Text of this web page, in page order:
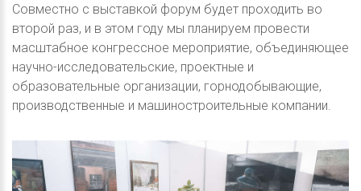
Совместно с выставкой форум будет проходить во
второй раз, и в этом году мы планируем провести
масштабное конгрессное мероприятие, объединяющее
научно-исследовательские, проектные и
образовательные организации, горнодобывающие,
производственные и машиностроительные компании.